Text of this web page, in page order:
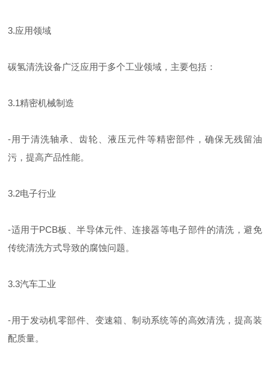
3.应用领域
碳氢清洗设备广泛应用于多个工业领域，主要包括：
3.1精密机械制造
-用于清洗轴承、齿轮、液压元件等精密部件，确保无残留油
污，提高产品性能。
3.2电子行业
-适用于PCB板、半导体元件、连接器等电子部件的清洗，避免
传统清洗方式导致的腐蚀问题。
3.3汽车工业
-用于发动机零部件、变速箱、制动系统等的高效清洗，提高装
配质量。